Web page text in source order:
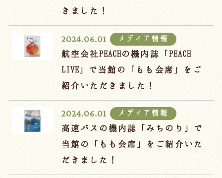
きました！
2024.06.01 メディア情報
航空会社PEACHの機内誌「PEACH
LIVE」で当館の「もも会席」をご
紹介いただきました！
2024.06.01 メディア情報
高速バスの機内誌「みちのり」で
当館の「もも会席」をご紹介いた
だきました！
予約確認・変更・キャンセル
キャンセルポリシー
宿泊約款
オンラインショップ
吉川屋×温泉むすめ
Follow us